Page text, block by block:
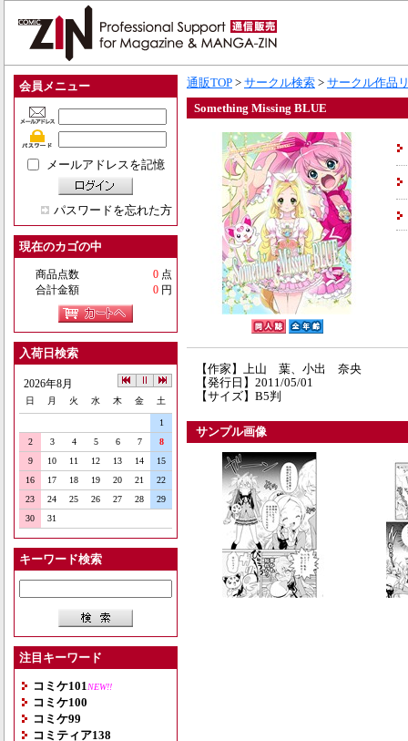
会員メニュー
メールアドレスを記憶
パスワードを忘れた方
現在のカゴの中
商品点数 0 点
合計金額
0 円
入荷日検索
2026年8月
日 月 火 水 木 金 土
1
2
3 4 5 6 7
8
9
10 11 12 13 14
15
16
17 18 19 20 21
22
23
24 25 26 27 28
29
30
31
キーワード検索
注目キーワード
コミケ101 NEW!!
コミケ100
コミケ99
コミティア138
通販TOP > サークル検索 > サークル作品
Something Missing BLUE
【作家】上山 葉、小出 奈央
【発行日】2011/05/01
【サイズ】B5判
サンプル画像